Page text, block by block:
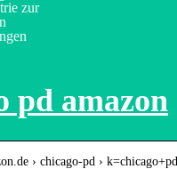
zur
pd amazon
› chicago-pd › k=chicago+pd